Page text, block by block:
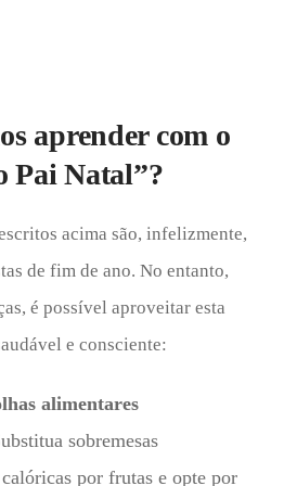
aprender com o
Pai Natal”?
acima são, infelizmente,
de fim de ano. No entanto,
é possível aproveitar esta
e consciente:
alimentares
sobremesas
por frutas e opte por